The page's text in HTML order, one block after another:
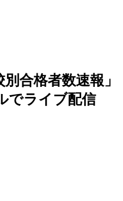
別合格者数速報」
でライブ配信